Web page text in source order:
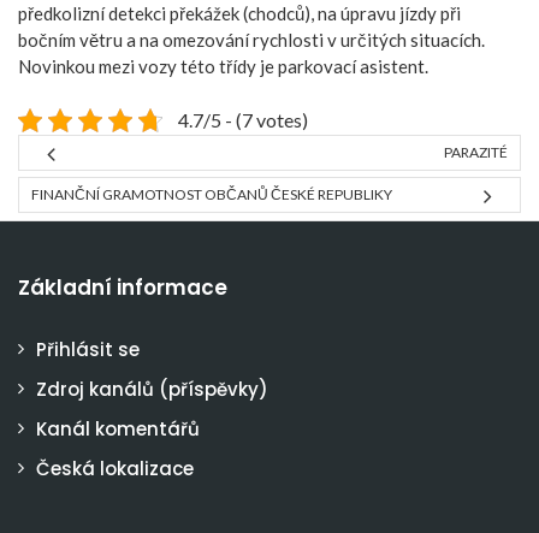
předkolizní detekci překážek (chodců), na úpravu jízdy při
bočním větru a na omezování rychlosti v určitých situacích.
Novinkou mezi vozy této třídy je parkovací asistent.
4.7/5 - (7 votes)
PARAZITÉ
FINANČNÍ GRAMOTNOST OBČANŮ ČESKÉ REPUBLIKY
Základní informace
Přihlásit se
Zdroj kanálů (příspěvky)
Kanál komentářů
Česká lokalizace